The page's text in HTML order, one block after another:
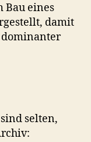
Bau eines
damit
selten,